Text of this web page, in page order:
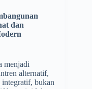
dan
menjadi
alternatif,
integratif, bukan